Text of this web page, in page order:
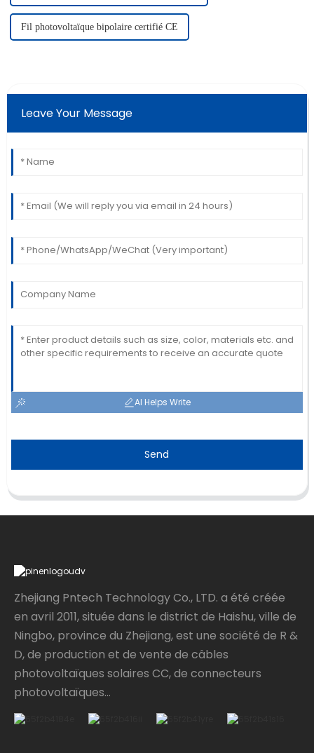
Fil photovoltaïque bipolaire certifié CE
Leave Your Message
AI Helps Write
Send
Zhejiang Pntech Technology Co., LTD. a été créée
en avril 2011, située dans le district de Haishu, ville de
Ningbo, province du Zhejiang, est une société de R &
D, de production et de vente de câbles
photovoltaïques solaires CC, de connecteurs
photovoltaïques...